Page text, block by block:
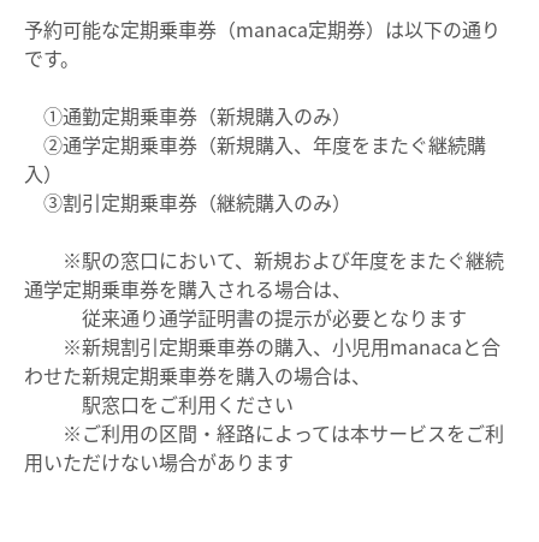
主要駅構内図
自動券売機・精算機
名鉄出札係員配置駅のご案内
線路の近接工事
用地境界
乗車券・運賃の案内
きっぷ
おとなとこども
特別車両券（ミューチケット）
予約可能な定期乗車券（manaca定期券）は以下の通り
です。
①通勤定期乗車券（新規購入のみ）
②通学定期乗車券（新規購入、年度をまたぐ継続購
入）
③割引定期乗車券（継続購入のみ）
※駅の窓口において、新規および年度をまたぐ継続
通学定期乗車券を購入される場合は、
従来通り通学証明書の提示が必要となります
※新規割引定期乗車券の購入、小児用manacaと合
わせた新規定期乗車券を購入の場合は、
駅窓口をご利用ください
※ご利用の区間・経路によっては本サービスをご利
用いただけない場合があります